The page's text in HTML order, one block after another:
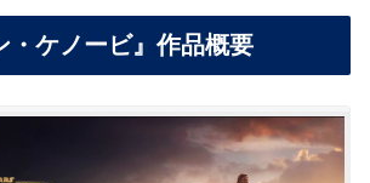
・ケノービ』作品概要